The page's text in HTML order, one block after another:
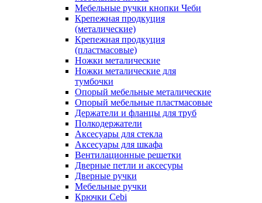
Мебельные ручки кнопки Чеби
Крепежная продкуция
(металические)
Крепежная продкуция
(пластмасовые)
Ножки‏ металические
Ножки‏ металические для
тумбочки
Опорый мебельные металические
Опорый мебельные пластмасовые
Держатели и фланцы для труб
Полкодержатели
Аксесуары для стекла
Аксесуары для шкафа
Вентилационные решетки
Дверные петли и аксесуры
Дверные ручки
Мебельные ручки
Крючки Cebi